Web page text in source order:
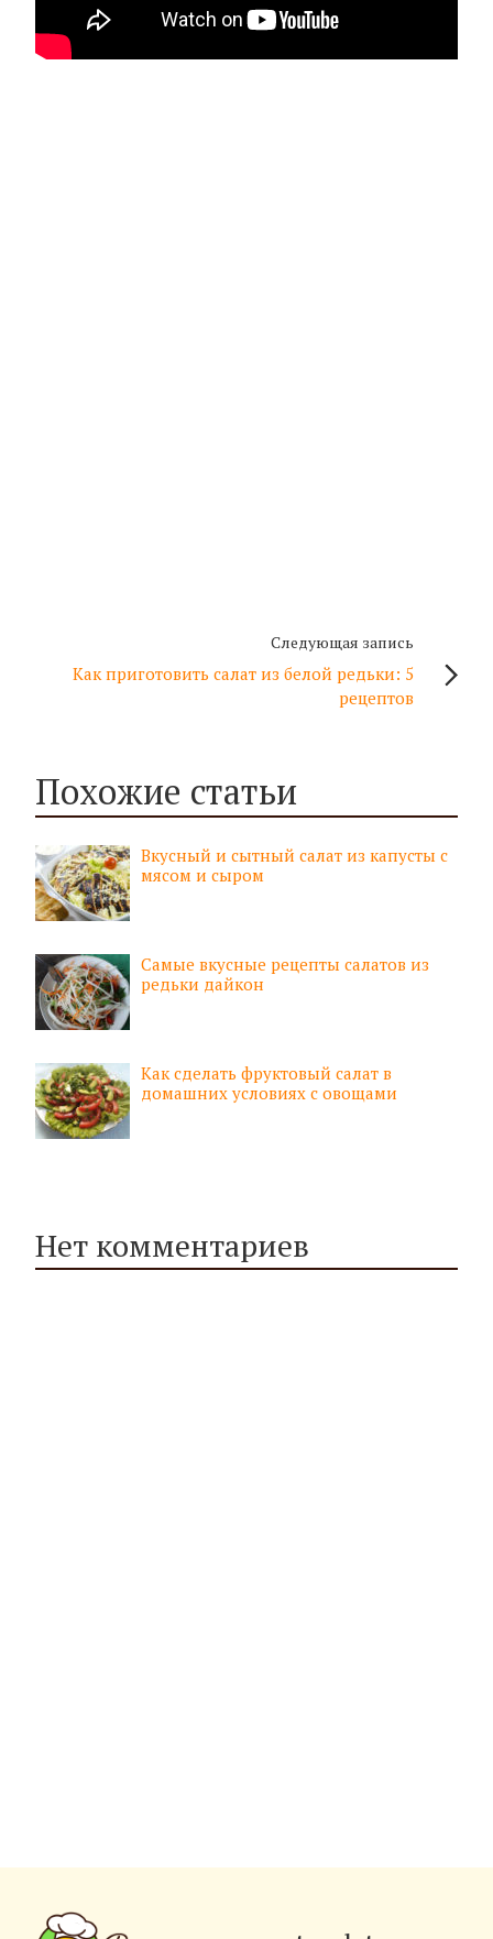
Следующая запись
Как приготовить салат из белой редьки: 5
рецептов
Похожие статьи
Вкусный и сытный салат из капусты с
мясом и сыром
Самые вкусные рецепты салатов из
редьки дайкон
Как сделать фруктовый салат в
домашних условиях с овощами
Нет комментариев